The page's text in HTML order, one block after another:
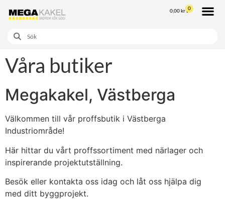
0,00kr 0
Våra butiker
Megakakel, Västberga
Välkommen till vår proffsbutik i Västberga
Industriområde!
Här hittar du vårt proffssortiment med närlager och
inspirerande projektutställning.
Besök eller kontakta oss idag och låt oss hjälpa dig
med ditt byggprojekt.